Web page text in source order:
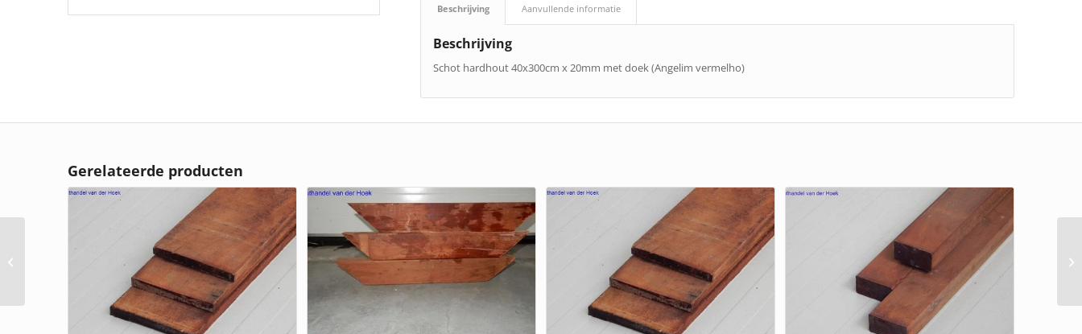
Beschrijving Aanvullende informatie
Beschrijving
Schot hardhout 40x300cm x 20mm met doek (Angelim vermelho)
Gerelateerde producten
60x300cm x 20mm met